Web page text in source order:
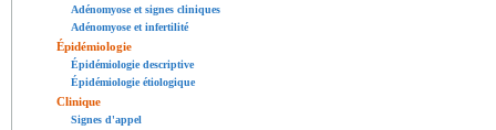
Adénomyose et signes cliniques
Adénomyose et infertilité
Épidémiologie
Épidémiologie descriptive
Épidémiologie étiologique
Clinique
Signes d'appel